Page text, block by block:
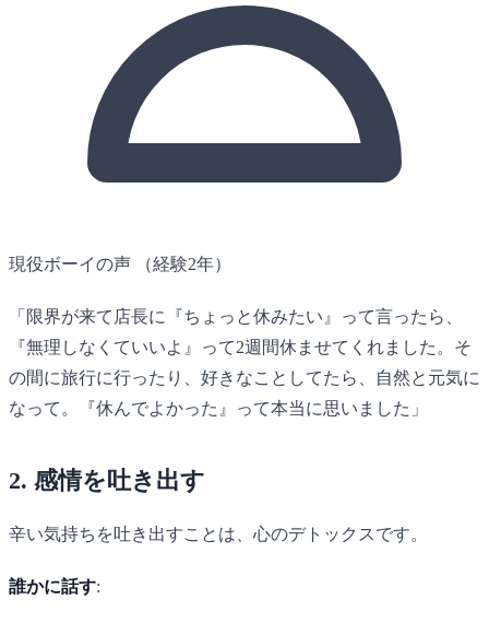
現役ボーイの声 （経験2年）
「限界が来て店長に『ちょっと休みたい』って言ったら、
『無理しなくていいよ』って2週間休ませてくれました。そ
の間に旅行に行ったり、好きなことしてたら、自然と元気に
なって。『休んでよかった』って本当に思いました」
2. 感情を吐き出す
辛い気持ちを吐き出すことは、心のデトックスです。
誰かに話す: